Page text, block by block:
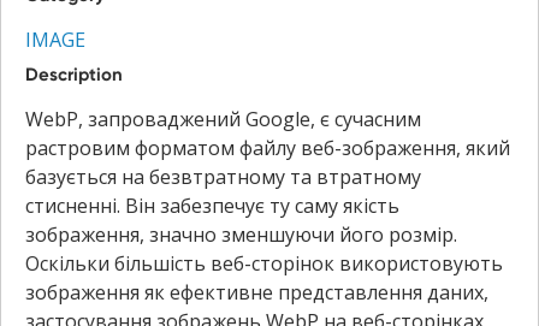
IMAGE
Description
WebP, запроваджений Google, є сучасним
растровим форматом файлу веб-зображення, який
базується на безвтратному та втратному
стисненні. Він забезпечує ту саму якість
зображення, значно зменшуючи його розмір.
Оскільки більшість веб-сторінок використовують
зображення як ефективне представлення даних,
застосування зображень WebP на веб-сторінках